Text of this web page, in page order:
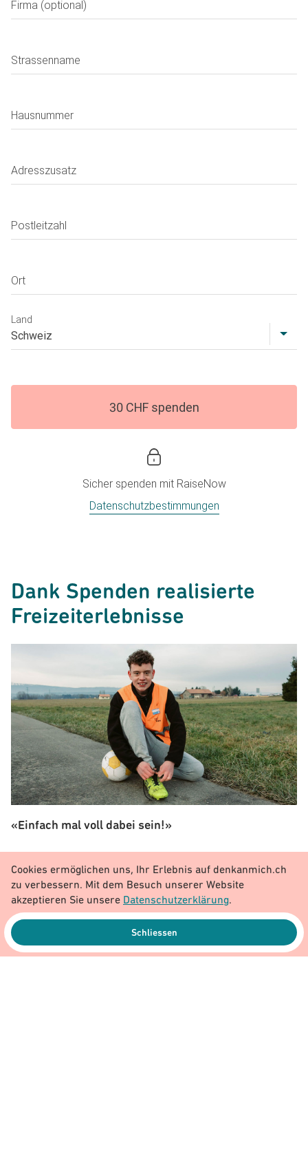
Firma (optional)
Strassenname
Hausnummer
Adresszusatz
Postleitzahl
Ort
Land
30 CHF spenden
Sicher spenden mit RaiseNow
Datenschutzbestimmungen
Dank Spenden realisierte
Freizeiterlebnisse
«Einfach mal voll dabei sein!»
Jugendlichen den Berg hinunter. Er ist glücklich. Solche
Momente sind in seinem Leben eine Seltenheit. Weil er mit
unsichtbaren Behinderungen lebt, werden ihm viele
gemeinsame Sportaktivitäten verwehrt.
Cookies ermöglichen uns, Ihr Erlebnis auf denkanmich.ch
zu verbessern. Mit dem Besuch unserer Website
akzeptieren Sie unsere Datenschutzerklärung.
Schliessen